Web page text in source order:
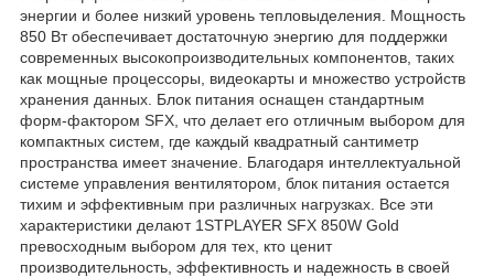
энергии и более низкий уровень тепловыделения. Мощность
850 Вт обеспечивает достаточную энергию для поддержки
современных высокопроизводительных компонентов, таких
как мощные процессоры, видеокарты и множество устройств
хранения данных. Блок питания оснащен стандартным
форм-фактором SFX, что делает его отличным выбором для
компактных систем, где каждый квадратный сантиметр
пространства имеет значение. Благодаря интеллектуальной
системе управления вентилятором, блок питания остается
тихим и эффективным при различных нагрузках. Все эти
характеристики делают 1STPLAYER SFX 850W Gold
превосходным выбором для тех, кто ценит
производительность, эффективность и надежность в своей